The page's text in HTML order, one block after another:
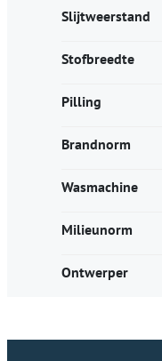
Slijtweerstand
Stofbreedte
Pilling
Brandnorm
Wasmachine
Milieunorm
Ontwerper